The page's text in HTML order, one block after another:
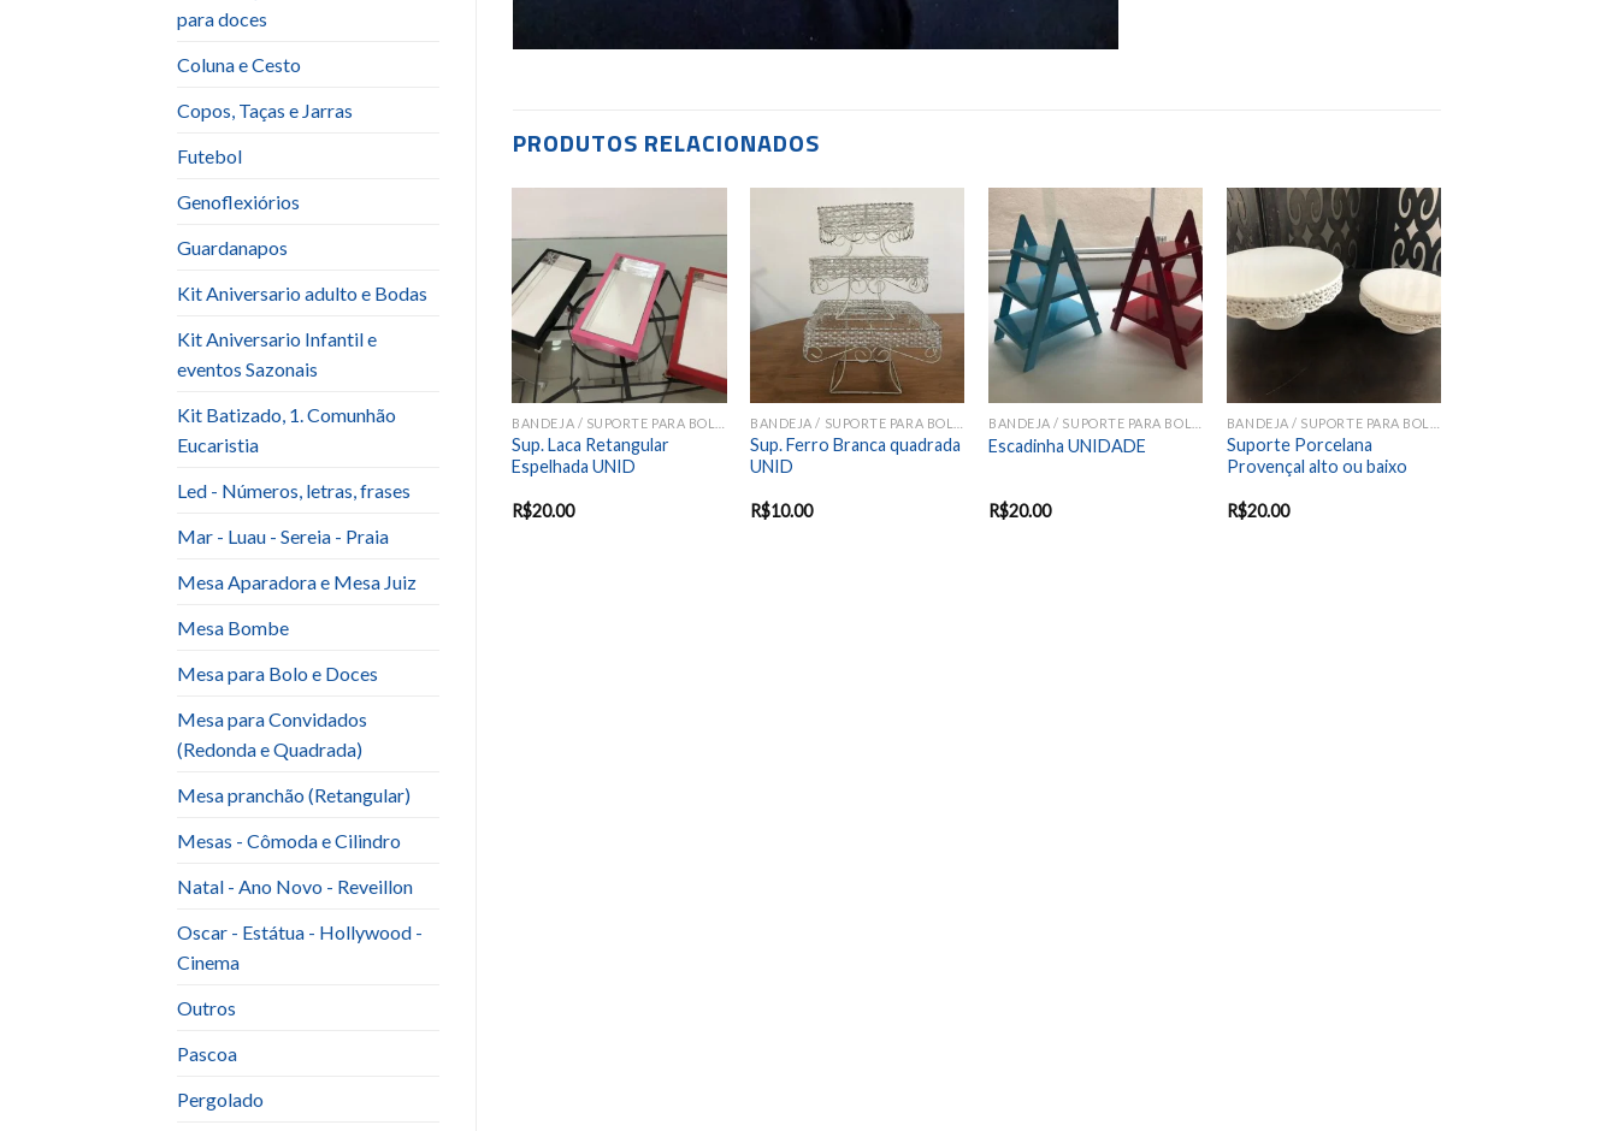
para doces
Coluna e Cesto
Copos, Taças e Jarras
Futebol
Genoflexiórios
Guardanapos
Kit Aniversario adulto e Bodas
Kit Aniversario Infantil e
eventos Sazonais
Kit Batizado, 1. Comunhão
Eucaristia
Led - Números, letras, frases
Mar - Luau - Sereia - Praia
Mesa Aparadora e Mesa Juiz
Mesa Bombe
Mesa para Bolo e Doces
Mesa para Convidados
(Redonda e Quadrada)
Mesa pranchão (Retangular)
Mesas - Cômoda e Cilindro
Natal - Ano Novo - Reveillon
Oscar - Estátua - Hollywood -
Cinema
Outros
Pascoa
Pergolado
PRODUTOS RELACIONADOS
wishlist
Sup. Laca Retangular
Espelhada UNID
R$20.00
Add to
wishlist
Sup. Ferro Branca quadrada
UNID
R$10.00
Add to
wishlist
Escadinha UNIDADE
R$20.00
Add to
wishlist
Suporte Porcelana
Provençal alto ou baixo
R$20.00
Add to
BANDEJA / SUPORTE PARA BOLOS E DOCES
Bandeja Dourada Espelhada
(Unidade)